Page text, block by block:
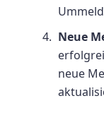
Neue
neue